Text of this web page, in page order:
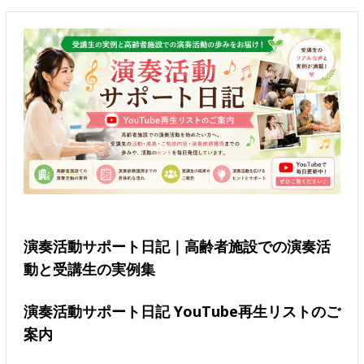
演奏活動サポート日記｜高齢者施設での演奏活
動と受講生の実例集
演奏活動サポート日記 YouTube再生リストのご
案内